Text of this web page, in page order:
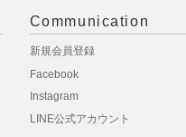
Communication
新規会員登録
Facebook
Instagram
LINE公式アカウント